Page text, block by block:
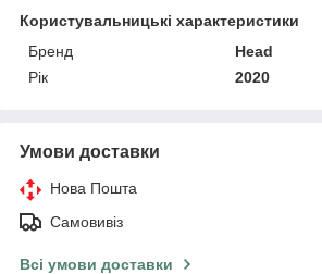
Користувальницькі характеристики
Бренд
Head
Рік
2020
Умови доставки
Нова Пошта
Самовивіз
Всі умови доставки